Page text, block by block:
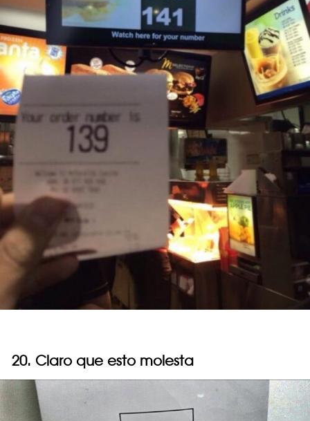
20. Claro que esto molesta